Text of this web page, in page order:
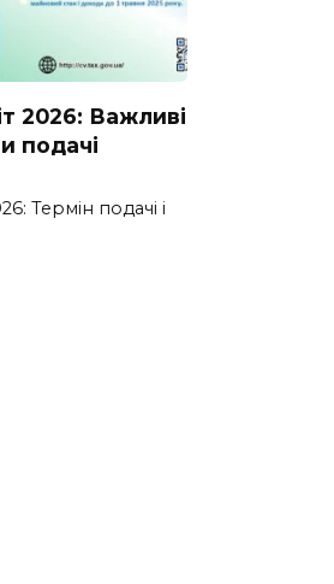
2026: Важливі
подачі
Термін подачі і